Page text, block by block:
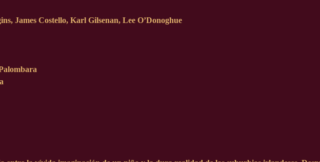
James Costello, Karl Gilsenan, Lee O’Donoghue